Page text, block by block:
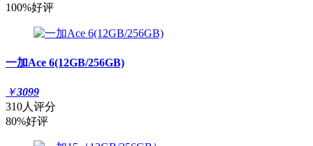
100%好评
一加Ace 6(12GB/256GB)
￥3099
310人评分
80%好评